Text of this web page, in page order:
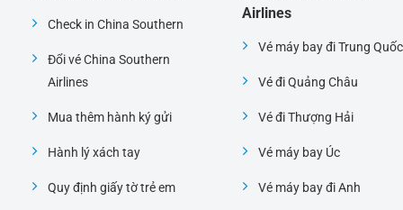
Check in China Southern
Đổi vé China Southern
Airlines
Mua thêm hành ký gửi
Hành lý xách tay
Quy định giấy tờ trẻ em
Airlines
Vé máy bay đi Trung Quốc
Vé đi Quảng Châu
Vé đi Thượng Hải
Vé máy bay Úc
Vé máy bay đi Anh